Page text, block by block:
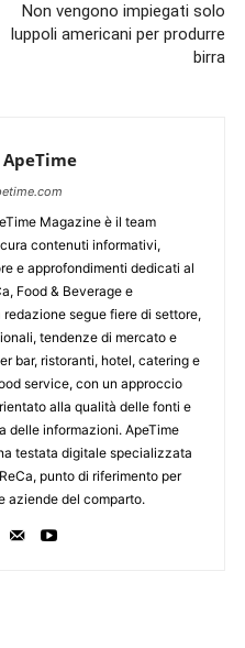
Non vengono impiegati solo
luppoli americani per produrre
birra
ApeTime
Magazine è il team
contenuti informativi,
e approfondimenti dedicati al
Food & Beverage e
redazione segue fiere di settore,
tendenze di mercato e
bar, ristoranti, hotel, catering e
service, con un approccio
alla qualità delle fonti e
delle informazioni. ApeTime
testata digitale specializzata
punto di riferimento per
aziende del comparto.